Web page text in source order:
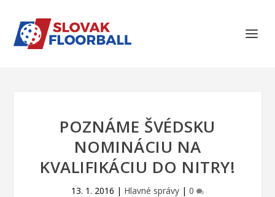
POZNÁME ŠVÉDSKU
NOMINÁCIU NA
KVALIFIKÁCIU DO NITRY!
13. 1. 2016 | Hlavné správy | 0